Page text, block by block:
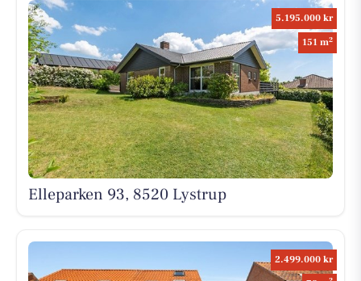
5.195.000 kr
151 m2
Elleparken 93, 8520 Lystrup
2.499.000 kr